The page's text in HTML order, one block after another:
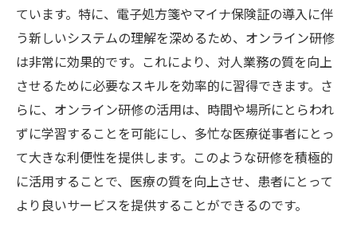
ています。特に、電子処方箋やマイナ保険証の導入に伴
う新しいシステムの理解を深めるため、オンライン研修
は非常に効果的です。これにより、対人業務の質を向上
させるために必要なスキルを効率的に習得できます。さ
らに、オンライン研修の活用は、時間や場所にとらわれ
ずに学習することを可能にし、多忙な医療従事者にとっ
て大きな利便性を提供します。このような研修を積極的
に活用することで、医療の質を向上させ、患者にとって
より良いサービスを提供することができるのです。